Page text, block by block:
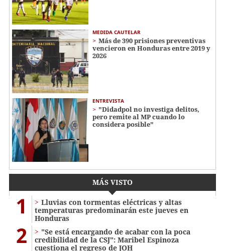
MEDIDA CAUTELAR
Más de 390 prisiones preventivas
vencieron en Honduras entre 2019 y
2026
ENTREVISTA
"Didadpol no investiga delitos,
pero remite al MP cuando lo
considera posible"
MÁS VISTO
1
Lluvias con tormentas eléctricas y altas
temperaturas predominarán este jueves en
Honduras
2
"Se está encargando de acabar con la poca
credibilidad de la CSJ": Maribel Espinoza
cuestiona el regreso de JOH